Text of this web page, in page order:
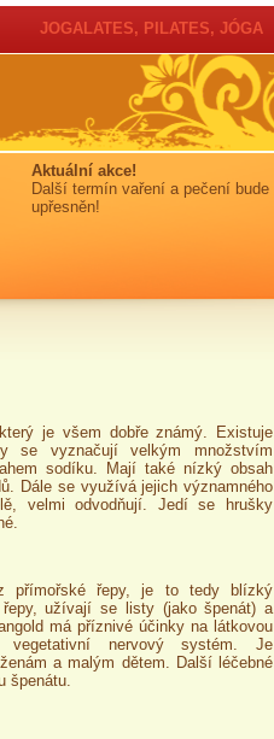
JOGALATES, PILATES, JÓGA
Aktuální akce!
Další termín vaření a pečení bude
upřesněn!
je všem dobře známý. Existuje
se vyznačují velkým množstvím
sodíku. Mají také nízký obsah
Dále se využívá jejich významného
velmi odvodňují. Jedí se hrušky
přímořské řepy, je to tedy blízký
užívají se listy (jako špenát) a
má příznivé účinky na látkovou
nervový systém. Je
a malým dětem. Další léčebné
špenátu.